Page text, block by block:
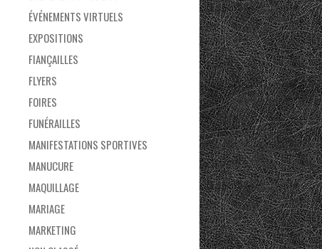
ÉVÉNEMENTS VIRTUELS
EXPOSITIONS
FIANÇAILLES
FLYERS
FOIRES
FUNÉRAILLES
MANIFESTATIONS SPORTIVES
MANUCURE
MAQUILLAGE
MARIAGE
MARKETING